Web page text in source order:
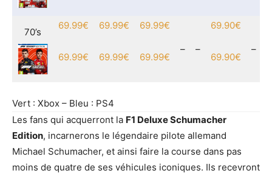
70’s
69.99€
69.99€
69.99€
69.99€
69.99€
69.99€
– –
69.90€
69.90€
–
Vert : Xbox – Bleu : PS4
Les fans qui acquerront la F1 Deluxe Schumacher
Edition, incarnerons le légendaire pilote allemand
Michael Schumacher, et ainsi faire la course dans pas
moins de quatre de ses véhicules iconiques. Ils recevront